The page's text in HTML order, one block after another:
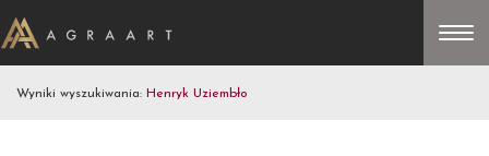
Wyniki wyszukiwania: Henryk Uziembło